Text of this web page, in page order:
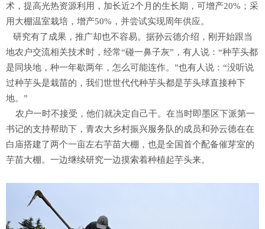
术，提高光热资源利用，加长近2个月的生长期，可增产20%；采
用大棚温室栽培，增产50%，并尝试实现周年供应。
研究有了成果，推广却也不容易。据孙云德介绍，刚开始跟当
地农户交流相关技术时，经常“碰一鼻子灰”，有人说：“种芋头都
是同块地，种一年歇两年，怎么可能连作。”也有人说：“没听说
过种芋头是栽苗的，我们世世代代种芋头都是芋头球直接种下
地。”
农户一时不接受，他们就决定自己干。在当时即墨区下派第一
书记的支持帮助下，青农大乡村振兴服务队的成员和孙云德在在
白庙搭建了两个一亩左右芋苗大棚，也是全国首个配备催芽室的
芋苗大棚。一边继续研究一边摸索着种植起芋头来。